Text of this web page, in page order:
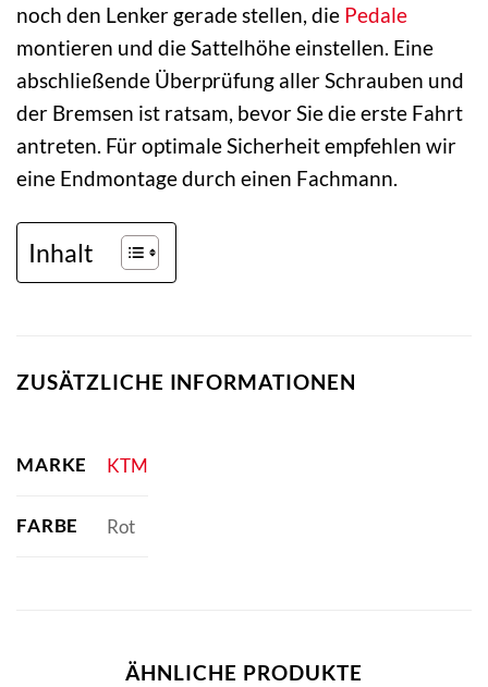
noch den Lenker gerade stellen, die Pedale
montieren und die Sattelhöhe einstellen. Eine
abschließende Überprüfung aller Schrauben und
der Bremsen ist ratsam, bevor Sie die erste Fahrt
antreten. Für optimale Sicherheit empfehlen wir
eine Endmontage durch einen Fachmann.
Inhalt
ZUSÄTZLICHE INFORMATIONEN
MARKE KTM
FARBE Rot
ÄHNLICHE PRODUKTE